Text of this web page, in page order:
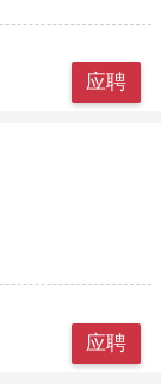
应聘
应聘